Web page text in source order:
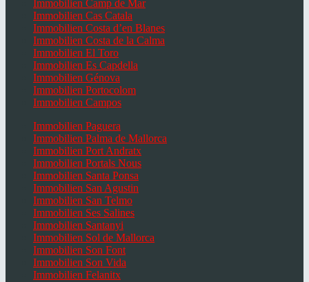
Immobilien Camp de Mar
Immobilien Cas Catala
Immobilien Costa d’en Blanes
Immobilien Costa de la Calma
Immobilien El Toro
Immobilien Es Capdella
Immobilien Génova
Immobilien Portocolom
Immobilien Campos
Immobilien Paguera
Immobilien Palma de Mallorca
Immobilien Port Andratx
Immobilien Portals Nous
Immobilien Santa Ponsa
Immobilien San Agustin
Immobilien San Telmo
Immobilien Ses Salines
Immobilien Santanyi
Immobilien Sol de Mallorca
Immobilien Son Font
Immobilien Son Vida
Immobilien Felanitx